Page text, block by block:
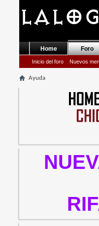
Home Foro
Inicio del foro Nuevos
Ayuda